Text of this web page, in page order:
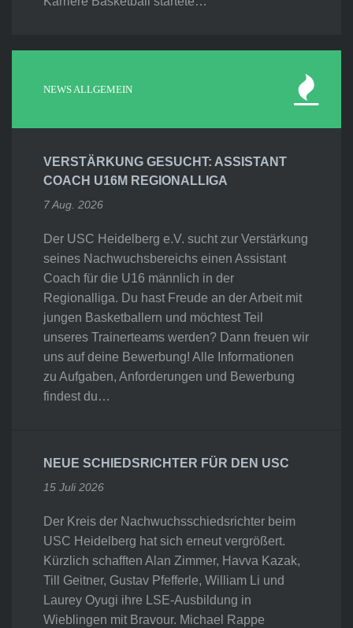
NEWS ALLGEMEIN
VERSTÄRKUNG GESUCHT: ASSISTANT
COACH U16M REGIONALLIGA
7 Aug. 2026
Der USC Heidelberg e.V. sucht zur Verstärkung
seines Nachwuchsbereichs einen Assistant
Coach für die U16 männlich in der
Regionalliga. Du hast Freude an der Arbeit mit
jungen Basketballern und möchtest Teil
unseres Trainerteams werden? Dann freuen wir
uns auf deine Bewerbung! Alle Informationen
zu Aufgaben, Anforderungen und Bewerbung
findest du…
NEUE SCHIEDSRICHTER FÜR DEN USC
15 Juli 2026
Der Kreis der Nachwuchsschiedsrichter beim
USC Heidelberg hat sich erneut vergrößert.
Kürzlich schafften Alan Zimmer, Havva Kazak,
Till Geitner, Gustav Pfefferle, William Li und
Laurey Oyugi ihre LSE-Ausbildung in
Wieblingen mit Bravour. Michael Rappe